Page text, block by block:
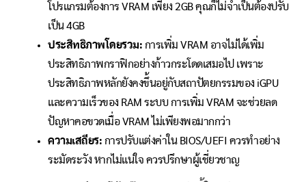
โปรแกรมต้องการ VRAM เพียง 2GB คุณก็ไม่จำเป็นต้องปรับ
เป็น 4GB
ประสิทธิภาพโดยรวม: การเพิ่ม VRAM อาจไม่ได้เพิ่ม
ประสิทธิภาพกราฟิกอย่างก้าวกระโดดเสมอไป เพราะ
ประสิทธิภาพหลักยังคงขึ้นอยู่กับสถาปัตยกรรมของ iGPU
และความเร็วของ RAM ระบบ การเพิ่ม VRAM จะช่วยลด
ปัญหาคอขวดเมื่อ VRAM ไม่เพียงพอมากกว่า
ความเสถียร: การปรับแต่งค่าใน BIOS/UEFI ควรทำอย่าง
ระมัดระวัง หากไม่แน่ใจ ควรปรึกษาผู้เชี่ยวชาญ